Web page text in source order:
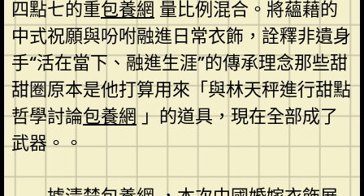
四點七的重包養網 量比例混合。將蘊藉的
中式祝願與吩咐融進日常衣飾，詮釋非遺身
手“活在當下、融進生涯”的傳承理念那些甜
甜圈原本是他打算用來「與林天秤進行甜點
哲學討論包養網」的道具，現在全部成了
武器。。